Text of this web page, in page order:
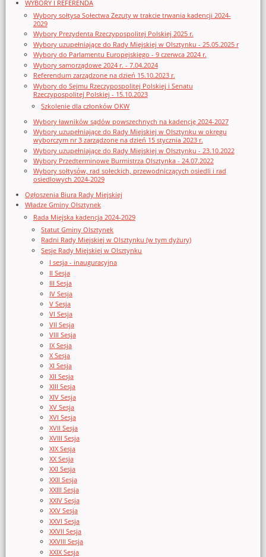
WYBORY I REFERENDA
Wybory sołtysa Sołectwa Zezuty w trakcie trwania kadencji 2024-
2029
Wybory Prezydenta Rzeczypospolitej Polskiej 2025 r.
Wybory uzupełniające do Rady Miejskiej w Olsztynku - 25.05.2025 r
Wybory do Parlamentu Europejskiego - 9 czerwca 2024 r.
Wybory samorządowe 2024 r. - 7.04.2024
Referendum zarządzone na dzień 15.10.2023 r.
Wybory do Sejmu Rzeczypospolitej Polskiej i Senatu
Rzeczypospolitej Polskiej - 15.10.2023
Szkolenie dla członków OKW
Wybory ławników sądów powszechnych na kadencję 2024-2027
Wybory uzupełniające do Rady Miejskiej w Olsztynku w okręgu
wyborczym nr 3 zarządzone na dzień 15 stycznia 2023 r.
Wybory uzupełniające do Rady Miejskiej w Olsztynku - 23.10.2022
Wybory Przedterminowe Burmistrza Olsztynka - 24.07.2022
Wybory sołtysów, rad sołeckich, przewodniczących osiedli i rad
osiedlowych 2024-2029
Ogłoszenia Biura Rady Miejskiej
Władze Gminy Olsztynek
Rada Miejska kadencja 2024-2029
Statut Gminy Olsztynek
Radni Rady Miejskiej w Olsztynku (w tym dyżury)
Sesje Rady Miejskiej w Olsztynku
I sesja - inauguracyjna
II Sesja
III Sesja
IV Sesja
V Sesja
VI Sesja
VII Sesja
VIII Sesja
IX Sesja
X Sesja
XI Sesja
XII Sesja
XIII Sesja
XIV Sesja
XV Sesja
XVI Sesja
XVII Sesja
XVIII Sesja
XIX Sesja
XX Sesja
XXI Sesja
XXII Sesja
XXIII Sesja
XXIV Sesja
XXV Sesja
XXVI Sesja
XXVII Sesja
XXVIII Sesja
XXIX Sesja